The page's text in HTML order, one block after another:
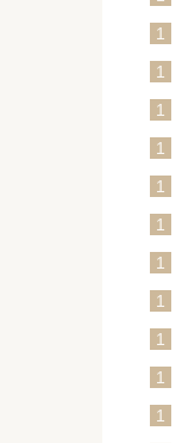
1
1
1
1
1
1
1
1
1
1
1